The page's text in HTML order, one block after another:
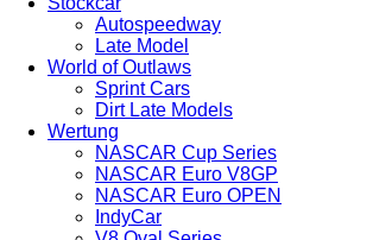
Autospeedway
Late Model
World of Outlaws
Sprint Cars
Dirt Late Models
Wertung
NASCAR Cup Series
NASCAR Euro V8GP
NASCAR Euro OPEN
IndyCar